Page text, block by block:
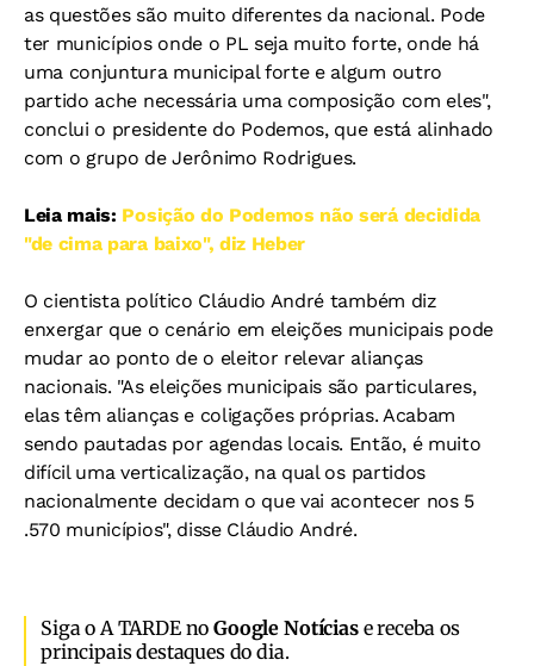
as questões são muito diferentes da nacional. Pode
ter municípios onde o PL seja muito forte, onde há
uma conjuntura municipal forte e algum outro
partido ache necessária uma composição com eles",
conclui o presidente do Podemos, que está alinhado
com o grupo de Jerônimo Rodrigues.
Leia mais: Posição do Podemos não será decidida
"de cima para baixo", diz Heber
O cientista político Cláudio André também diz
enxergar que o cenário em eleições municipais pode
mudar ao ponto de o eleitor relevar alianças
nacionais. "As eleições municipais são particulares,
elas têm alianças e coligações próprias. Acabam
sendo pautadas por agendas locais. Então, é muito
difícil uma verticalização, na qual os partidos
nacionalmente decidam o que vai acontecer nos 5
.570 municípios", disse Cláudio André.
Siga o A TARDE noGoogle Notíciase receba os
principais destaques do dia.